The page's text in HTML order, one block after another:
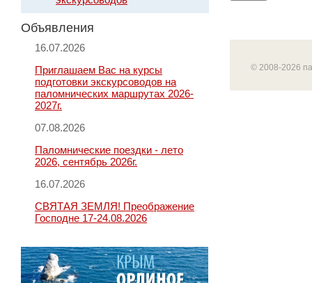
Объявления
16.07.2026
Приглашаем Вас на курсы
подготовки экскурсоводов на
паломнических маршрутах 2026-
2027г.
07.08.2026
Паломнические поездки - лето
2026, сентябрь 2026г.
16.07.2026
СВЯТАЯ ЗЕМЛЯ! Преображение
Господне 17-24.08.2026
© 2008-2026